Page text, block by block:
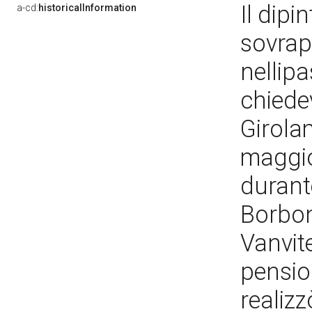
a-cd:historicalInformation
Il